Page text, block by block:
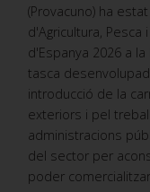
(Provacuno) ha
d'Agricultura,
d'Espanya 2026 a
tasca
introducció de la
exteriors i pel
administracions
del sector per
poder